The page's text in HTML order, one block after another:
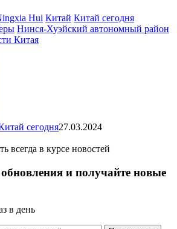
Hui Китай Китай сегодня
Нинся-Хуэйский автономный район
Китая
сегодня27.03.2024
всегда в курсе новостей
и получайте новые
в день